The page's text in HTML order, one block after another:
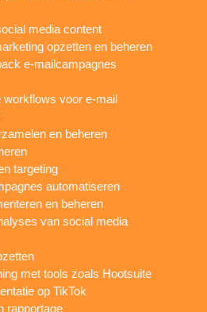
media content
opzetten en beheren
e-mailcampagnes
workflows voor e-mail
en beheren
targeting
automatiseren
en beheren
van social media
met tools zoals Hootsuite
op TikTok
rapportage